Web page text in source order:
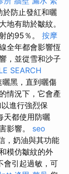
於防止發紅和曬
地有助於皺紋。
的95％。 按摩
全年都會影響恆
，並從雪和沙子
SEARCH
黑，直到曬傷
情況下，它會產
進行強烈保
天都使用防曬
影響。 seo
，奶油與其功能
模仿皺紋的外
會引起過敏，可